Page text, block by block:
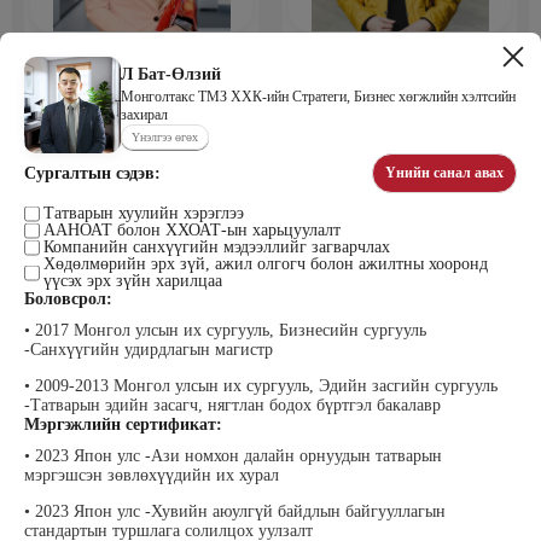
Л Бат-Өлзий
Монголтакс ТМЗ ХХК-ийн Стратеги, Бизнес хөгжлийн хэлтсийн
захирал
Үнэлгээ өгөх
Сургалтын сэдэв: Үнийн санал авах
Татварын хуулийн хэрэглээ
ААНОАТ болон ХХОАТ-ын харьцуулалт
Компанийн санхүүгийн мэдээллийг загварчлах
Хөдөлмөрийн эрх зүй, ажил олгогч болон ажилтны хооронд
үүсэх эрх зүйн харилцаа
Боловсрол:
• 2017 Монгол улсын их сургууль, Бизнесийн сургууль
-Санхүүгийн удирдлагын магистр
• 2009-2013 Монгол улсын их сургууль, Эдийн засгийн сургууль
-Татварын эдийн засагч, нягтлан бодох бүртгэл бакалавр
Мэргэжлийн сертификат:
• 2023 Япон улс -Ази номхон далайн орнуудын татварын
мэргэшсэн зөвлөхүүдийн их хурал
• 2023 Япон улс -Хувийн аюулгүй байдлын байгууллагын
стандартын туршлага солилцох уулзалт
Удирдахуйн ухаан менежментийн
академийн захирал
Мөнгөнрейс Пүрэвдорж
Программист, График дизайнер,
Багш
Эрдэнэт үйлдвэрийн хүний нөөцийн